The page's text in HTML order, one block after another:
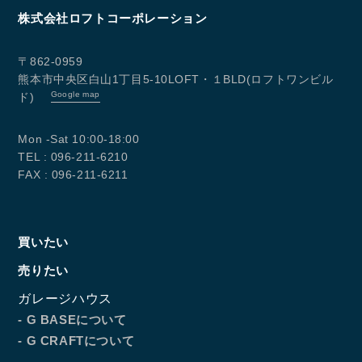
株式会社ロフトコーポレーション
〒862-0959
熊本市中央区白山1丁目5-10LOFT・１BLD(ロフトワンビル
ド)
Google map
Mon -Sat 10:00-18:00
TEL : 096-211-6210
FAX : 096-211-6211
買いたい
売りたい
ガレージハウス
- G BASEについて
- G CRAFTについて